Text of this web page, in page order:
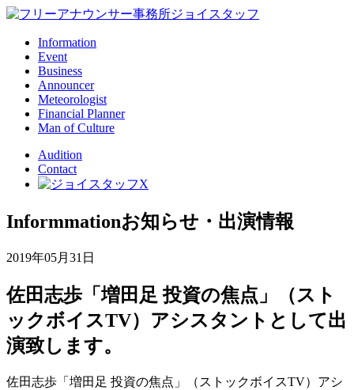
Information
Event
Business
Announcer
Meteorologist
Financial Planner
Man of Culture
Audition
Contact
Informmationお知らせ・出演情報
2019年05月31日
佐田志歩「増田足 投資の焦点」（スト
ックボイスTV）アシスタントとして出
演致します。
佐田志歩「増田足 投資の焦点」（ストックボイスTV）アシ